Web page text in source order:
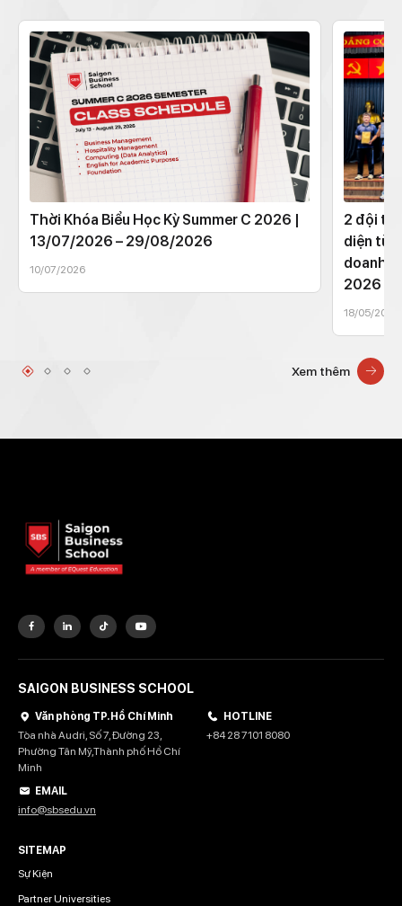
Thời Khóa Biểu Học Kỳ Summer C 2026 |
13/07/2026 – 29/08/2026
10/07/2026
2 đội thi
diện từ
doanh
2026
18/05/2026
Xem thêm
SAIGON BUSINESS SCHOOL
Văn phòng TP. Hồ Chí Minh
Tòa nhà Audri, Số 7, Đường 23,
Phường Tân Mỹ,Thành phố Hồ Chí
Minh
HOTLINE
+84 28 7101 8080
EMAIL
info@sbsedu.vn
SITEMAP
Sự Kiện
Partner Universities